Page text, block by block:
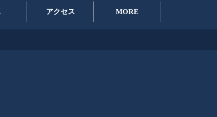
アクセス MORE